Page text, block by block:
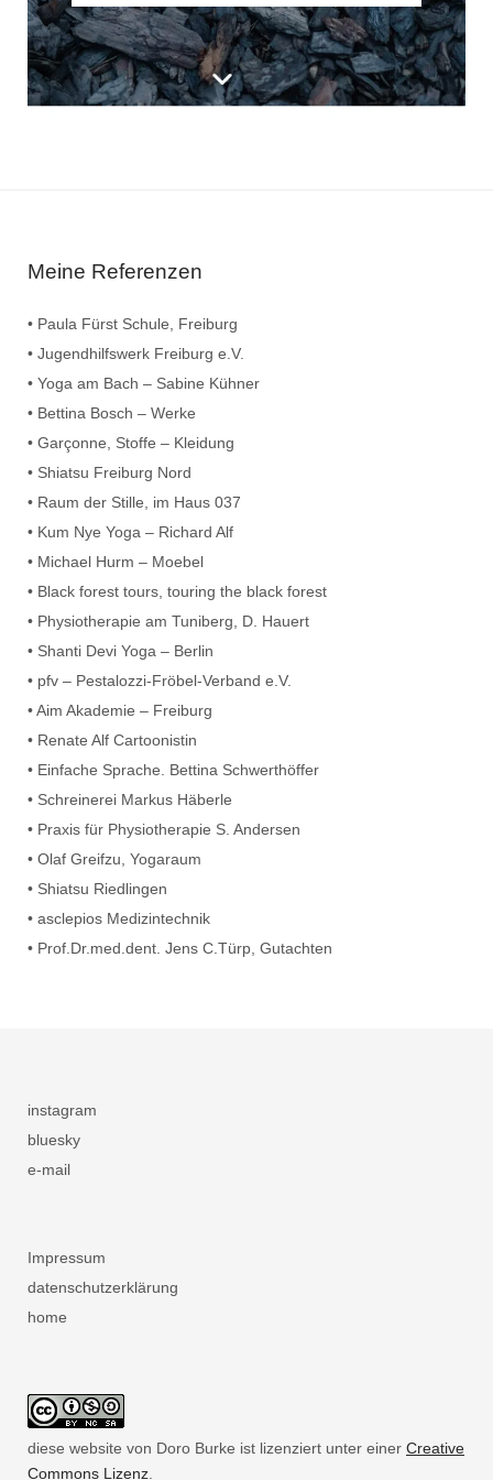
Meine Referenzen
• Paula Fürst Schule, Freiburg
• Jugendhilfswerk Freiburg e.V.
• Yoga am Bach – Sabine Kühner
• Bettina Bosch – Werke
• Garçonne, Stoffe – Kleidung
• Shiatsu Freiburg Nord
• Raum der Stille, im Haus 037
• Kum Nye Yoga – Richard Alf
• Michael Hurm – Moebel
• Black forest tours, touring the black forest
• Physiotherapie am Tuniberg, D. Hauert
• Shanti Devi Yoga – Berlin
• pfv – Pestalozzi-Fröbel-Verband e.V.
• Aim Akademie – Freiburg
• Renate Alf Cartoonistin
• Einfache Sprache. Bettina Schwerthöffer
• Schreinerei Markus Häberle
• Praxis für Physiotherapie S. Andersen
• Olaf Greifzu, Yogaraum
• Shiatsu Riedlingen
• asclepios Medizintechnik
• Prof.Dr.med.dent. Jens C.Türp, Gutachten
instagram
bluesky
e-mail
Impressum
datenschutzerklärung
home
diese website von Doro Burke ist lizenziert unter einer Creative
Commons Lizenz